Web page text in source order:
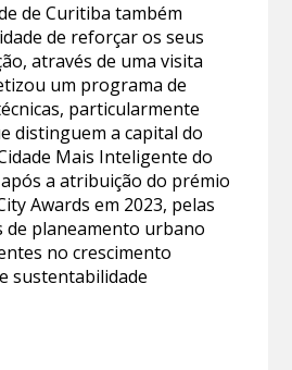
de Curitiba também
de reforçar os seus
através de uma visita
um programa de
particularmente
distinguem a capital do
Mais Inteligente do
a atribuição do prémio
Awards em 2023, pelas
de planeamento urbano
no crescimento
sustentabilidade